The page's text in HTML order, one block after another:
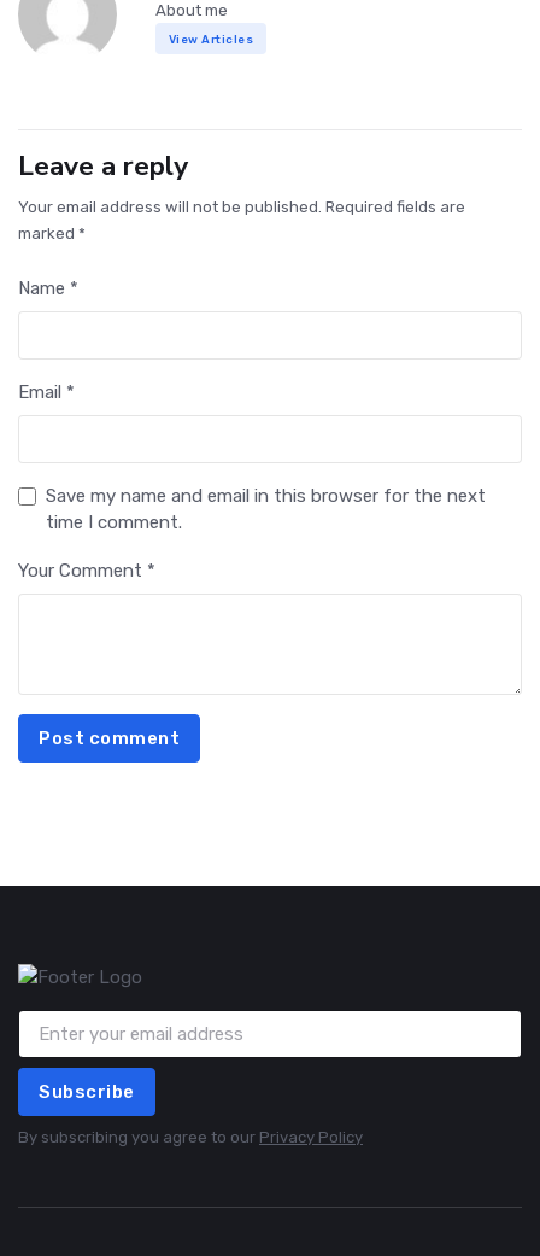
About me
View Articles
Leave a reply
Your email address will not be published. Required fields are
marked *
Name *
Email *
Save my name and email in this browser for the next
time I comment.
Your Comment *
Post comment
Subscribe
By subscribing you agree to our Privacy Policy